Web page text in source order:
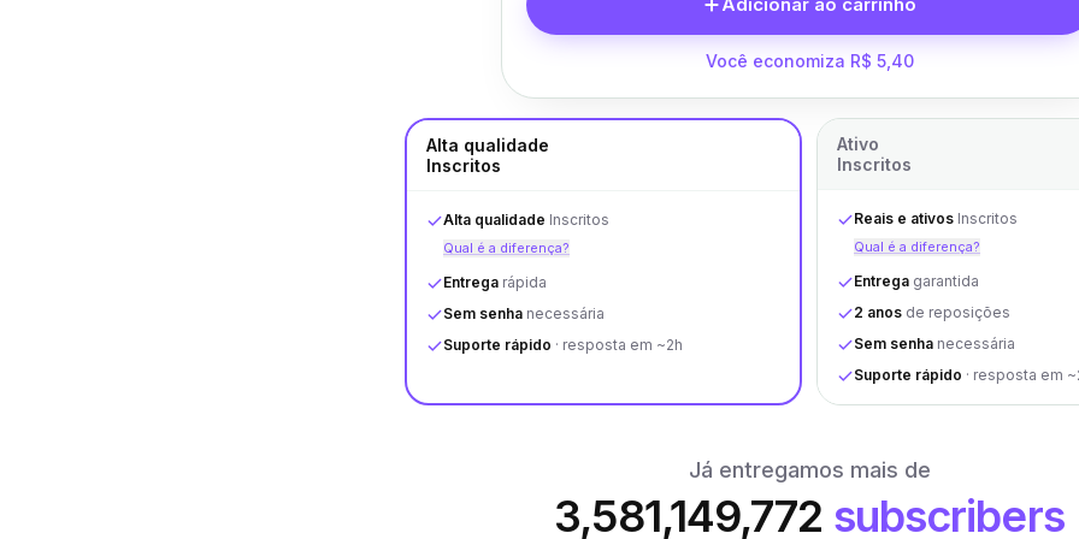
Você economiza R$ 5,40
Alta qualidade
Inscritos
Alta qualidade Inscritos
Qual é a diferença?
Entrega rápida
Sem senha necessária
Suporte rápido · resposta em ~2h
Ativo
Inscritos
Reais e ativos Inscritos
Qual é a diferença?
Entrega garantida
2 anos de reposições
Sem senha necessária
Suporte rápido · resposta em
Já entregamos mais de
3,581,149,772 subscribers